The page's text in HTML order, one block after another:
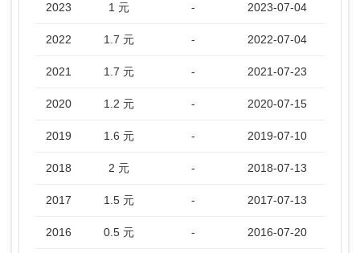
2023 1 元 - 2023-07-04
2022 1.7 元 - 2022-07-04
2021 1.7 元 - 2021-07-23
2020 1.2 元 - 2020-07-15
2019 1.6 元 - 2019-07-10
2018 2 元 - 2018-07-13
2017 1.5 元 - 2017-07-13
2016 0.5 元 - 2016-07-20